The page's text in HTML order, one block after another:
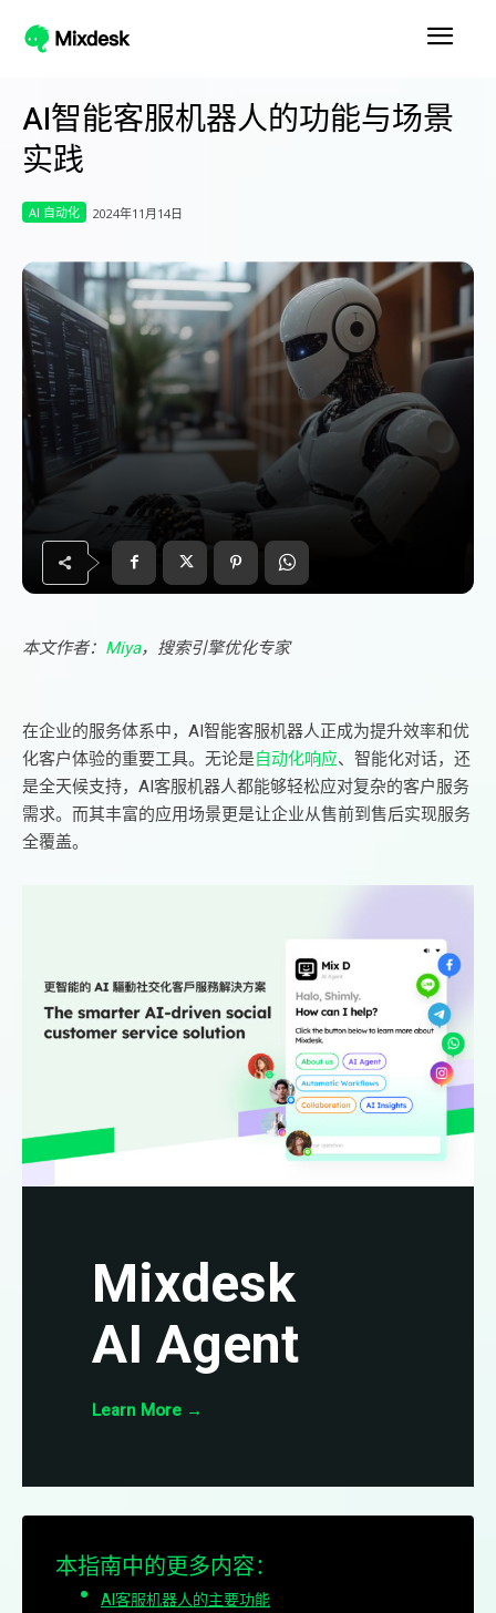
AI智能客服机器人的功能与场景
实践
AI 自动化 2024年11月14日
本文作者： Miya，搜索引擎优化专家
在企业的服务体系中，AI智能客服机器人正成为提升效率和优
化客户体验的重要工具。无论是自动化响应、智能化对话，还
是全天候支持，AI客服机器人都能够轻松应对复杂的客户服务
需求。而其丰富的应用场景更是让企业从售前到售后实现服务
全覆盖。
Mixdesk
AI Agent
Learn More→
本指南中的更多内容：
AI客服机器人的主要功能